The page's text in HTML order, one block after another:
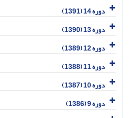
دوره 14 (1391)
دوره 13 (1390)
دوره 12 (1389)
دوره 11 (1388)
دوره 10 (1387)
دوره 9 (1386)